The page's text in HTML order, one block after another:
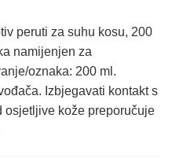
peruti za suhu kosu, 200
namijenjen za
oznaka: 200 ml.
Izbjegavati kontakt s
osjetljive kože preporučuje